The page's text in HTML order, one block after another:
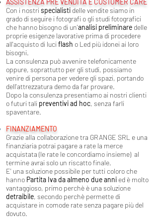
ASSISTENZA PRE VENDITA E CUSTOMER CARE
Con i nostrispecialisti delle vendite siamo in
grado di seguire i fotografi o gli studi fotografici
che hanno bisogno di un'analisi preliminare delle
proprie esigenze lavorative prima di procedere
all'acquisto di luciflash o Led più idonei ai loro
bisogni.
La consulenza può avvenire telefonicamente
oppure, soprattutto per gli studi, possiamo
venire di persona per vedere gli spazi, portando
dell'attrezzatura demo da far provare.
Dopo la consulenza presentiamo ai nostri clienti
o futuri tali preventivi ad hoc, senza farli
spaventare.
FINANZIAMENTO
Grazie alla collaborazione tra GRANGE SRL e una
finanziaria potrai pagare a rate la merce
acquistata (le rate le concordiamo insieme) al
termine avrai solo un riscatto finale.
E' una soluzione possibile per tutti coloro che
hanno Partita Iva da almeno dueanni ed è molto
vantaggioso, primo perchè è una soluzione
detraibile, secondo perchè permette di
acquistare in comode rate senza pagare più del
dovuto.